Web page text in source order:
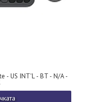
- US INT'L - BT - N/A -